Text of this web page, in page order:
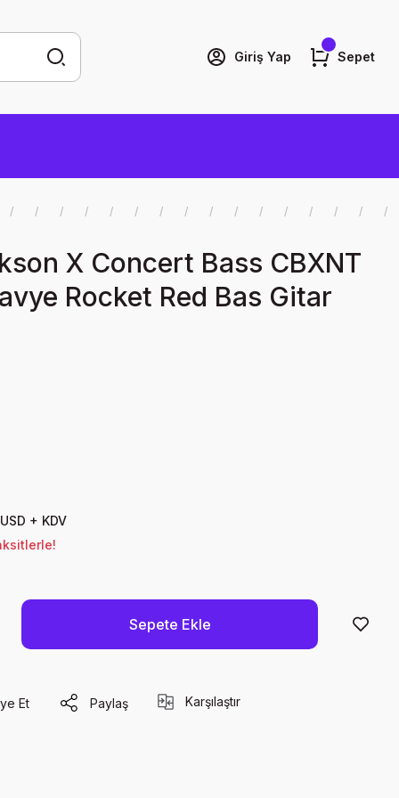
Giriş Yap Sepet
X Concert Bass CBXNT
Rocket Red Bas Gitar
+ KDV
Sepete Ekle
Et Paylaş Karşılaştır